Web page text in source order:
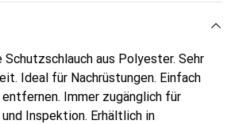
aus Polyester. Sehr
Ideal für Nachrüstungen. Einfach
Immer zugänglich für
Inspektion. Erhältlich in